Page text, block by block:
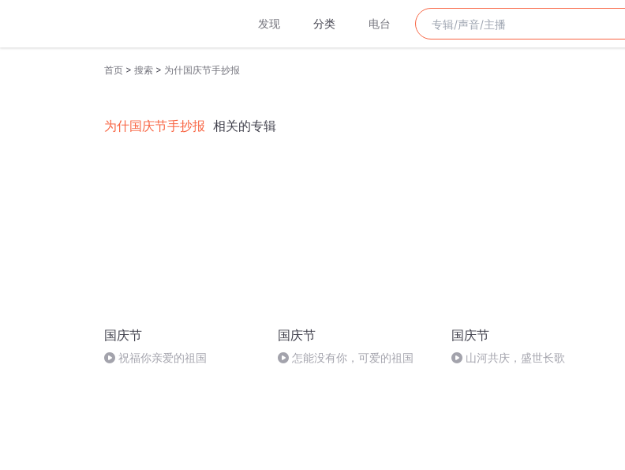
发现 分类 电台
首页 > 搜索 > 为什国庆节手抄报
为什国庆节手抄报 相关的专辑
国庆节
祝福你亲爱的祖国
国庆节
怎能没有你，可爱的祖国
国庆节
山河共庆，盛世长歌